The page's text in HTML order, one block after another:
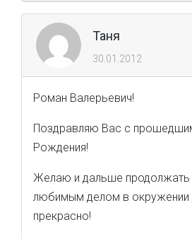
Таня
30.01.2012
Роман Валерьевич!
Поздравляю Вас с
Рождения!
Желаю и дальше продолжать
любимым делом в окружении
прекрасно!